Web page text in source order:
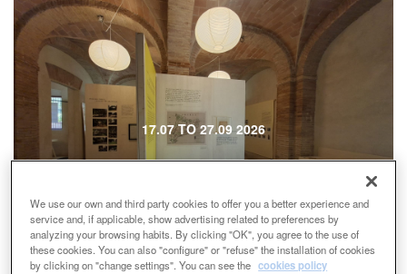
17.07 TO 27.09 2026
We use our own and third party cookies to offer you a better experience and
service and, if applicable, show advertising related to preferences by
analyzing your browsing habits. By clicking "OK", you agree to the use of
these cookies. You can also "configure" or "refuse" the installation of cookies
by clicking on "change settings". You can see the cookies policy